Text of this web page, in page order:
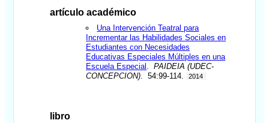
artículo académico
Una Intervención Teatral para
Incrementar las Habilidades Sociales en
Estudiantes con Necesidades
Educativas Especiales Múltiples en una
Escuela Especial .PAIDEIA (UDEC-
CONCEPCION). 54:99-114. 2014
libro